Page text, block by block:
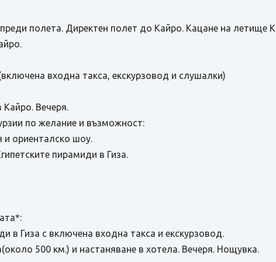
полета. Директен полет до Кайро. Кацане на летище
входна такса, екскурзовод и слушалки)
Кайро. Вечеря.
по желание и възможност:
и ориенталско шоу.
пирамиди в Гиза.
в Гиза с включена входна такса и екскурзовод.
500 км.) и настаняване в хотела. Вечеря. Нощувка.